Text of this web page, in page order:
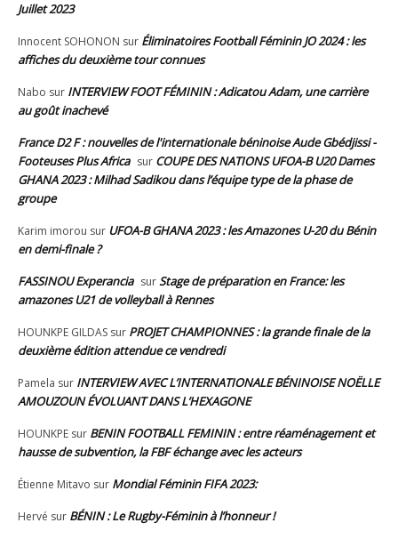
Juillet 2023
Innocent SOHONON sur Éliminatoires Football Féminin JO 2024 : les
affiches du deuxième tour connues
Nabo sur INTERVIEW FOOT FÉMININ : Adicatou Adam, une carrière
au goût inachevé
France D2 F : nouvelles de l'internationale béninoise Aude Gbédjissi -
Footeuses Plus Africa sur COUPE DES NATIONS UFOA-B U20 Dames
GHANA 2023 : Milhad Sadikou dans l’équipe type de la phase de
groupe
Karim imorou sur UFOA-B GHANA 2023 : les Amazones U-20 du Bénin
en demi-finale ?
FASSINOU Experancia surStage de préparation en France: les
amazones U21 de volleyball à Rennes
HOUNKPE GILDAS sur PROJET CHAMPIONNES : la grande finale de la
deuxième édition attendue ce vendredi
Pamela sur INTERVIEW AVEC L’INTERNATIONALE BÉNINOISE NOËLLE
AMOUZOUN ÉVOLUANT DANS L’HEXAGONE
HOUNKPE sur BENIN FOOTBALL FEMININ : entre réaménagement et
hausse de subvention, la FBF échange avec les acteurs
Étienne Mitavo sur Mondial Féminin FIFA 2023:
Hervé sur BÉNIN : Le Rugby-Féminin à l’honneur !